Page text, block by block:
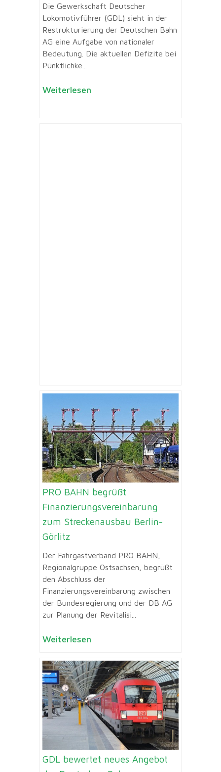
Die Gewerkschaft Deutscher
Lokomotivführer (GDL) sieht in der
Restrukturierung der Deutschen Bahn
AG eine Aufgabe von nationaler
Bedeutung. Die aktuellen Defizite bei
Pünktlichke...
Weiterlesen
PRO BAHN begrüßt
Finanzierungsvereinbarung
zum Streckenausbau Berlin-
Görlitz
Der Fahrgastverband PRO BAHN,
Regionalgruppe Ostsachsen, begrüßt
den Abschluss der
Finanzierungsvereinbarung zwischen
der Bundesregierung und der DB AG
zur Planung der Revitalisi...
Weiterlesen
GDL bewertet neues Angebot